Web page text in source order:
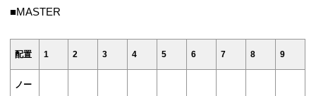
■MASTER
配置 1 2 3 4 5 6 7 8 9
ノー